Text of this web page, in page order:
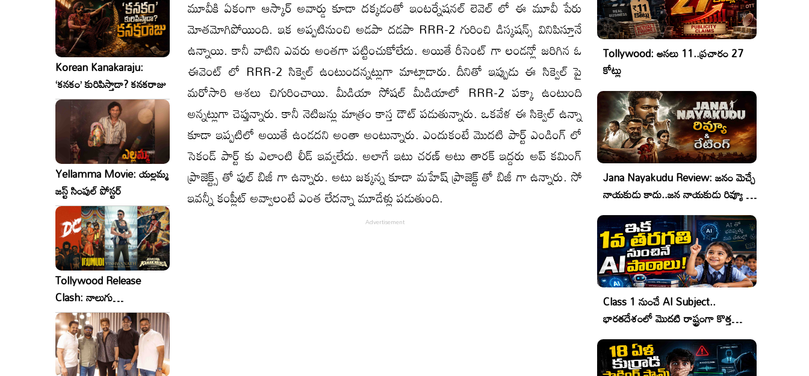
Korean Kanakaraju:
‘కనకం’ కురిపిస్తాడా? కనకరాజు
Yellamma Movie: యల్లమ్మ
జస్ట్ సింపుల్ పోస్టర్
Tollywood Release
Clash: నాలుగు
సినిమాలు..ఒకేసారి..ఎందుకో?
మూవీకి ఏకంగా ఆస్కార్ అవార్డు కూడా దక్కడంతో ఇంటర్నేషనల్ లెవెల్ లో ఈ మూవీ పేరు
మోతమోగిపోయింది. ఇక అప్పటినుంచి అడపా దడపా RRR-2 గురించి డిస్కషన్స్ వినిపిస్తూనే
ఉన్నాయి. కానీ వాటిని ఎవరు అంతగా పట్టించుకోలేదు. అయితే రీసెంట్ గా లండన్లో జరిగిన ఓ
ఈవెంట్ లో RRR-2 సిక్వెల్ ఉంటుందన్నట్లుగా మాట్లాడారు. దీనితో ఇప్పుడు ఈ సిక్వెల్ పై
మరోసారి ఆశలు చిగురించాయి. మీడియా సోషల్ మీడియాలో RRR-2 పక్కా ఉంటుంది
అన్నట్లుగా చెప్తున్నారు. కానీ నెటిజన్లు మాత్రం కాస్త డౌట్ పడుతున్నారు. ఒకవేళ ఈ సిక్వెల్ ఉన్నా
కూడా ఇప్పటిలో అయితే ఉండదని అంతా అంటున్నారు. ఎందుకంటే మొదటి పార్ట్ ఎండింగ్ లో
సెకండ్ పార్ట్ కు ఎలాంటి లీడ్ ఇవ్వలేదు. అలాగే ఇటు చరణ్ అటు తారక్ ఇద్దరు అప్ కమింగ్
ప్రాజెక్ట్స్ తో ఫుల్ బిజీ గా ఉన్నారు. అటు జక్కన్న కూడా మహేష్ ప్రాజెక్ట్ తో బిజీ గా ఉన్నారు. సో
ఇవన్నీ కంప్లీట్ అవ్వాలంటే ఎంత లేదన్నా మూడేళ్లు పడుతుంది.
Tollywood: అసలు 11..ప్రచారం 27
కోట్లు
Jana Nayakudu Review: జనం మెచ్చే
నాయకుడు కాదు..జన నాయకుడు రివ్యూ &
రేటింగ్!
Class 1 నుంచే AI Subject..
భారతదేశంలో మొదటి రాష్ట్రంగా కొత్త
చరిత్ర!